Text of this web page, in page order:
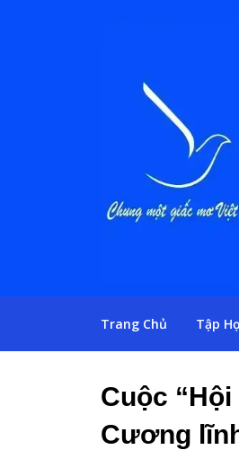
Trang Chủ Tập
Cuộc
Cương